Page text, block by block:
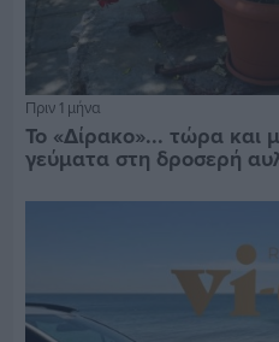
Πριν 1 μήνα
Το «Δίρακο»... τώρα και
γεύματα στη δροσερή